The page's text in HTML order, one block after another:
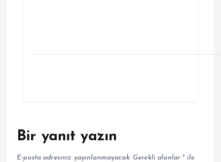
Bir yanıt yazın
E-posta adresiniz yayınlanmayacak. Gerekli alanlar *ile